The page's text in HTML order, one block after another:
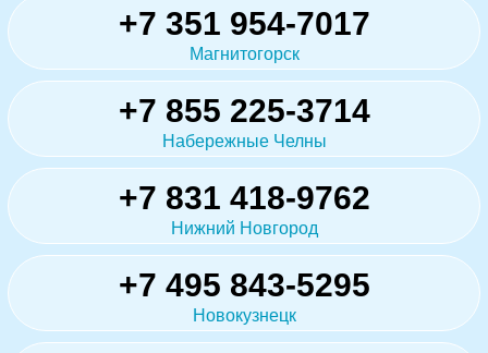
+7 351 954-7017
Магнитогорск
+7 855 225-3714
Набережные Челны
+7 831 418-9762
Нижний Новгород
+7 495 843-5295
Новокузнецк